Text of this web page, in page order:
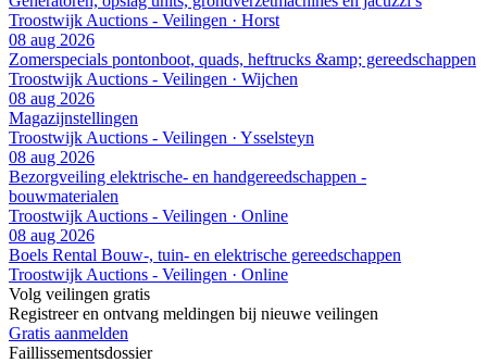
Troostwijk Auctions - Veilingen · Horst
08 aug 2026
Zomerspecials pontonboot, quads, heftrucks &amp; gereedschappen
Troostwijk Auctions - Veilingen · Wijchen
08 aug 2026
Magazijnstellingen
Troostwijk Auctions - Veilingen · Ysselsteyn
08 aug 2026
Bezorgveiling elektrische- en handgereedschappen -
bouwmaterialen
Troostwijk Auctions - Veilingen · Online
08 aug 2026
Boels Rental Bouw-, tuin- en elektrische gereedschappen
Troostwijk Auctions - Veilingen · Online
Volg veilingen gratis
Registreer en ontvang meldingen bij nieuwe veilingen
Gratis aanmelden
Faillissementsdossier